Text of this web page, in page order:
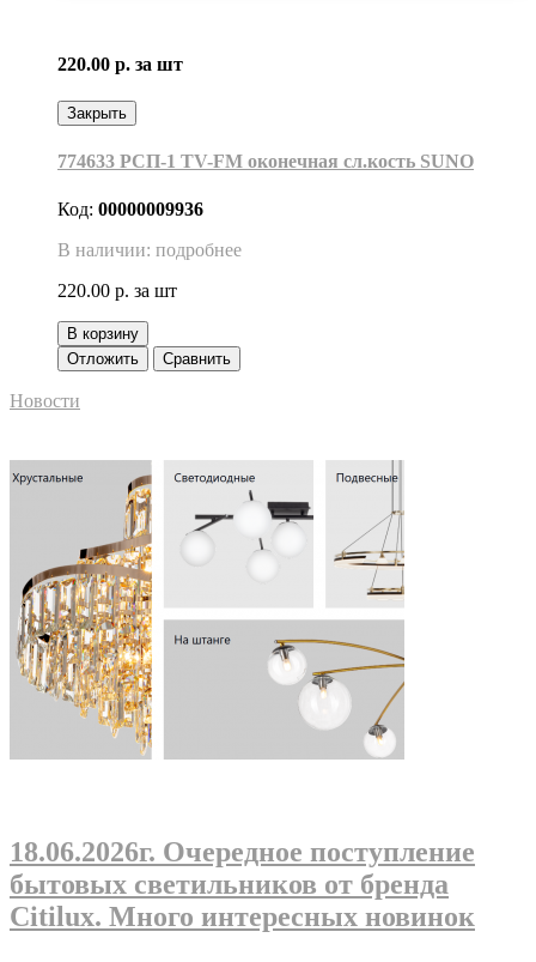
220.00 р. за шт
Закрыть
774633 РСП-1 TV-FM оконечная сл.кость SUNO
Код: 00000009936
В наличии: подробнее
220.00 р. за шт
В корзину
Отложить
Сравнить
Новости
18.06.2026г. Очередное поступление
бытовых светильников от бренда
Citilux. Много интересных новинок